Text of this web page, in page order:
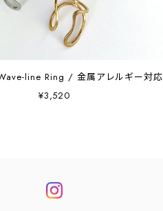
line Ring / 金属アレルギー対応
¥3,520